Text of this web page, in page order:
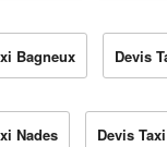
Bagneux Devis
Nades Devis